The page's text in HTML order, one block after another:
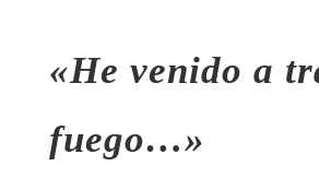
«He venido a
fuego…»